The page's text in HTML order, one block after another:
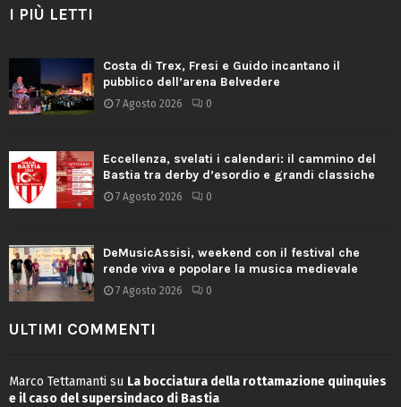
I PIÙ LETTI
Costa di Trex, Fresi e Guido incantano il
pubblico dell’arena Belvedere
7 Agosto 2026 0
Eccellenza, svelati i calendari: il cammino del
Bastia tra derby d’esordio e grandi classiche
7 Agosto 2026 0
DeMusicAssisi, weekend con il festival che
rende viva e popolare la musica medievale
7 Agosto 2026 0
ULTIMI COMMENTI
Marco Tettamanti su La bocciatura della rottamazione quinquies
e il caso del supersindaco di Bastia